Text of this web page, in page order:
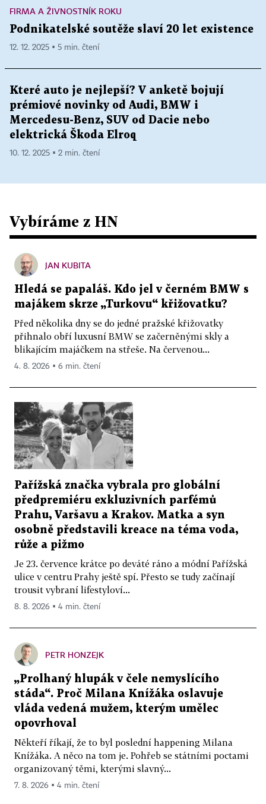
FIRMA A ŽIVNOSTNÍK ROKU
Podnikatelské soutěže slaví 20 let existence
12. 12. 2025 ▪ 5 min. čtení
Které auto je nejlepší? V anketě bojují
prémiové novinky od Audi, BMW i
Mercedesu-Benz, SUV od Dacie nebo
elektrická Škoda Elroq
10. 12. 2025 ▪ 2 min. čtení
Vybíráme z HN
JAN KUBITA
Hledá se papaláš. Kdo jel v černém BMW s
majákem skrze „Turkovu“ křižovatku?
Před několika dny se do jedné pražské křižovatky
přihnalo obří luxusní BMW se začerněnými skly a
blikajícím majáčkem na střeše. Na červenou...
4. 8. 2026 ▪ 6 min. čtení
Pařížská značka vybrala pro globální
předpremiéru exkluzivních parfémů
Prahu, Varšavu a Krakov. Matka a syn
osobně představili kreace na téma voda,
růže a pižmo
Je 23. července krátce po deváté ráno a módní Pařížská
ulice v centru Prahy ještě spí. Přesto se tudy začínají
trousit vybraní lifestyloví...
8. 8. 2026 ▪ 4 min. čtení
PETR HONZEJK
„Prolhaný hlupák v čele nemyslícího
stáda“. Proč Milana Knížáka oslavuje
vláda vedená mužem, kterým umělec
opovrhoval
Někteří říkají, že to byl poslední happening Milana
Knížáka. A něco na tom je. Pohřeb se státními poctami
organizovaný těmi, kterými slavný...
7. 8. 2026 ▪ 4 min. čtení